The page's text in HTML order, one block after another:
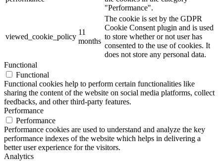
"Performance".
viewed_cookie_policy
11
months
The cookie is set by the GDPR
Cookie Consent plugin and is used
to store whether or not user has
consented to the use of cookies. It
does not store any personal data.
Functional
Functional
Functional cookies help to perform certain functionalities like
sharing the content of the website on social media platforms, collect
feedbacks, and other third-party features.
Performance
Performance
Performance cookies are used to understand and analyze the key
performance indexes of the website which helps in delivering a
better user experience for the visitors.
Analytics